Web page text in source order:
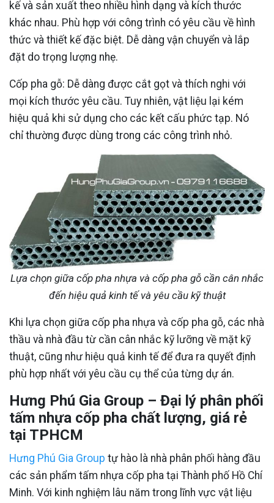
kế và sản xuất theo nhiều hình dạng và kích thước
khác nhau. Phù hợp với công trình có yêu cầu về hình
thức và thiết kế đặc biệt. Dễ dàng vận chuyển và lắp
đặt do trọng lượng nhẹ.
Cốp pha gỗ: Dễ dàng được cắt gọt và thích nghi với
mọi kích thước yêu cầu. Tuy nhiên, vật liệu lại kém
hiệu quả khi sử dụng cho các kết cấu phức tạp. Nó
chỉ thường được dùng trong các công trình nhỏ.
Lựa chọn giữa cốp pha nhựa và cốp pha gỗ cần cân nhắc
đến hiệu quả kinh tế và yêu cầu kỹ thuật
Khi lựa chọn giữa cốp pha nhựa và cốp pha gỗ, các nhà
thầu và nhà đầu từ cần cân nhắc kỹ lưỡng về mặt kỹ
thuật, cũng như hiệu quả kinh tế để đưa ra quyết định
phù hợp nhất với yêu cầu cụ thể của từng dự án.
Hưng Phú Gia Group – Đại lý phân phối
tấm nhựa cốp pha chất lượng, giá rẻ
tại TPHCM
Hưng Phú Gia Group tự hào là nhà phân phối hàng đầu
các sản phẩm tấm nhựa cốp pha tại Thành phố Hồ Chí
Minh. Với kinh nghiệm lâu năm trong lĩnh vực vật liệu